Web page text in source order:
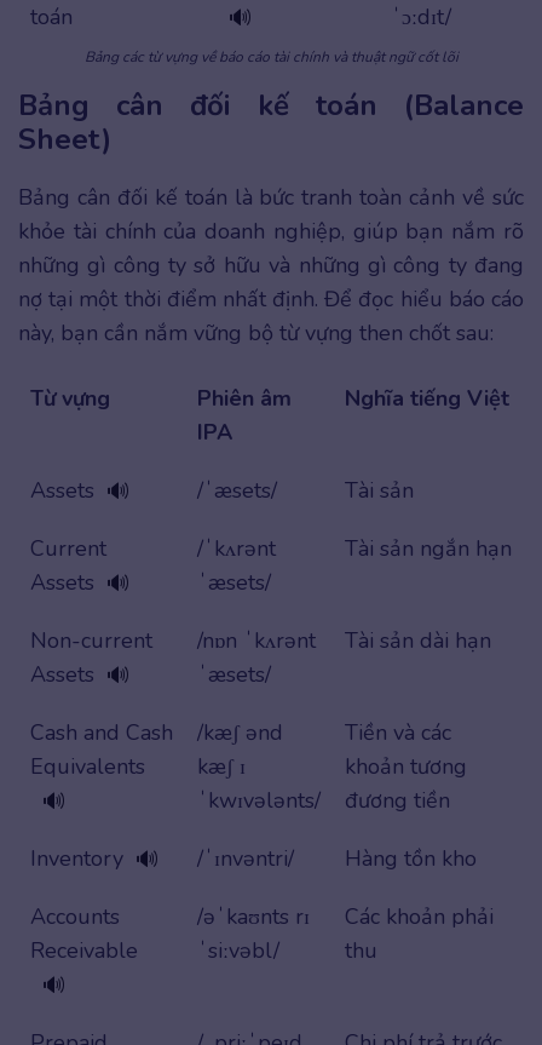
toán
🔊
ˈɔːdɪt/
Bảng các từ vựng về báo cáo tài chính và thuật ngữ cốt lõi
Bảng cân đối kế toán (Balance
Sheet)
Bảng cân đối kế toán là bức tranh toàn cảnh về sức
khỏe tài chính của doanh nghiệp, giúp bạn nắm rõ
những gì công ty sở hữu và những gì công ty đang
nợ tại một thời điểm nhất định. Để đọc hiểu báo cáo
này, bạn cần nắm vững bộ từ vựng then chốt sau:
Từ vựng
Phiên âm
IPA
Nghĩa tiếng Việt
Assets 🔊 /ˈæsets/
Tài sản
Current
Assets 🔊
/ˈkʌrənt
ˈæsets/
Tài sản ngắn hạn
Non-current
Assets 🔊
/nɒn ˈkʌrənt
ˈæsets/
Tài sản dài hạn
Cash and Cash
Equivalents
🔊
/kæʃ ənd
kæʃ ɪ
ˈkwɪvələnts/
Tiền và các
khoản tương
đương tiền
Inventory 🔊 /ˈɪnvəntri/
Hàng tồn kho
Accounts
Receivable
🔊
/əˈkaʊnts rɪ
ˈsiːvəbl/
Các khoản phải
thu